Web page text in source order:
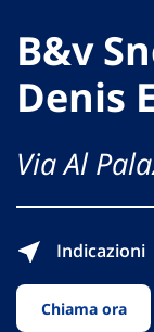
B&v
Denis
Via Al
Indicazioni
Chiama ora